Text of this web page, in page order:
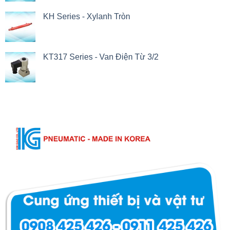
KH Series - Xylanh Tròn
KT317 Series - Van Điện Từ 3/2